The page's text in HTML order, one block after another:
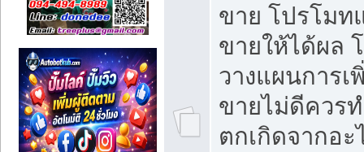
ขาย โปรโมท
ขายให้ได้ผล
วางแผนการ
ขายไม่ดีควร
ตกเกิดจากอะ